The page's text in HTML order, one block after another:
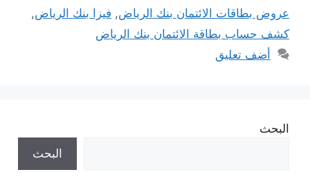
عروض بطاقات الائتمان بنك الرياض, فيزا بنك الرياض,
كشف حساب بطاقة الائتمان بنك الرياض
أضف تعليق
البحث
البحث